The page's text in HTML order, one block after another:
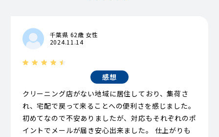
千葉県 62歳 女性
2024.11.14
感想
クリーニング店がない地域に居住しており、集荷さ
れ、宅配で戻って来ることへの便利さを感じました。
初めてなので不安ありましたが、対応もそれぞれのポ
イントでメールが届き安心出来ました。 仕上がりも